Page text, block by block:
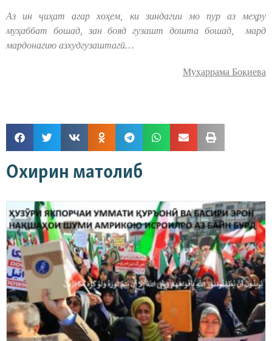
Аз инҷиҳат агар хоҳем, ки зиндагии мо пур аз меҳру
муҳаббат бошад, зан бояд гузашт дошта бошад, мард
мардонагию азхудгузаштагӣ…
Муҳаррама Боқиева
Охирин матолиб